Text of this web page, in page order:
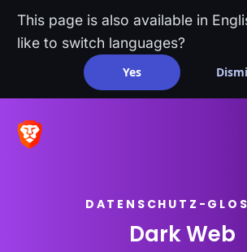
This page is also available in
like to switch languages?
Yes
DATENSCHUTZ-
Dark Web